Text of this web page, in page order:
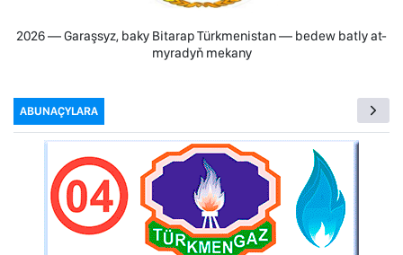
2026 — Garaşsyz, baky Bitarap Türkmenistan — bedew batly at-
myradyň mekany
ABUNAÇYLARA